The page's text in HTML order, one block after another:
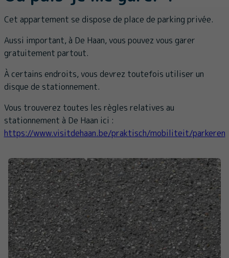
Cet appartement se dispose de place de parking privée.
Aussi important, à De Haan, vous pouvez vous garer
gratuitement partout.
À certains endroits, vous devrez toutefois utiliser un
disque de stationnement.
Vous trouverez toutes les règles relatives au
stationnement à De Haan ici :
https://www.visitdehaan.be/praktisch/mobiliteit/parkeren